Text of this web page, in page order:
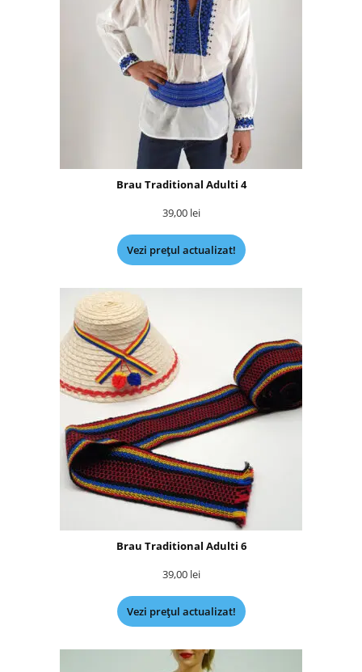
Brau Traditional Adulti 4
39,00 lei
Vezi prețul actualizat!
Brau Traditional Adulti 6
39,00 lei
Vezi prețul actualizat!